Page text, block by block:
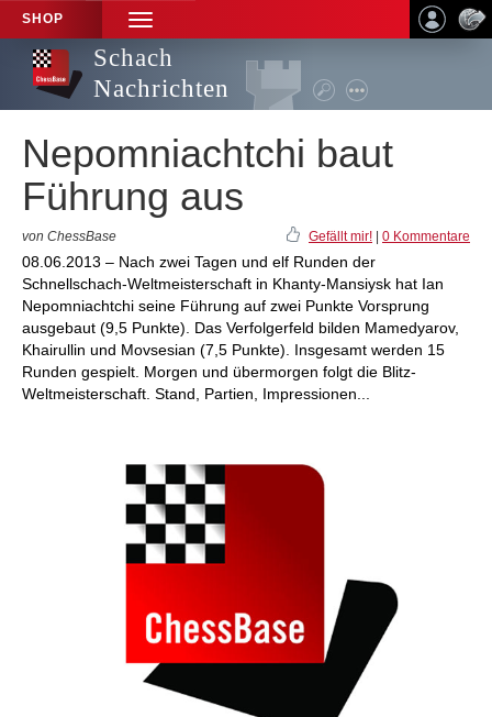
SHOP
TOGGLE
NAVIGATION
Schach
Nachrichten
Nepomniachtchi baut
Führung aus
von ChessBase Gefällt mir! 0 Kommentare
08.06.2013 – Nach zwei Tagen und elf Runden der
Schnellschach-Weltmeisterschaft in Khanty-Mansiysk hat Ian
Nepomniachtchi seine Führung auf zwei Punkte Vorsprung
ausgebaut (9,5 Punkte). Das Verfolgerfeld bilden Mamedyarov,
Khairullin und Movsesian (7,5 Punkte). Insgesamt werden 15
Runden gespielt. Morgen und übermorgen folgt die Blitz-
Weltmeisterschaft. Stand, Partien, Impressionen...